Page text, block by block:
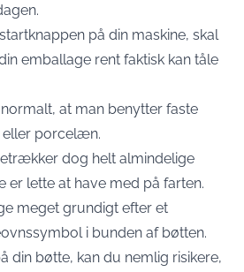
på din maskine, skal
emballage rent faktisk kan tåle
at man benytter faste
eller porcelæn.
dog helt almindelige
er lette at have med på farten.
meget grundigt efter et
i bunden af bøtten.
din bøtte, kan du nemlig risikere,